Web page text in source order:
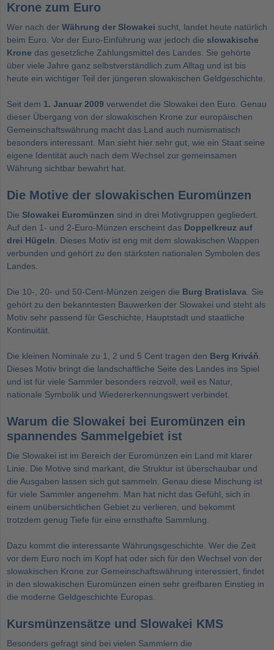
Krone zum Euro
Wer nach der Währung der Slowakei sucht, landet heute natürlich
beim Euro. Vor der Euro-Einführung war jedoch die slowakische
Krone das gesetzliche Zahlungsmittel des Landes. Sie gehörte
über viele Jahre ganz selbstverständlich zum Alltag und ist bis
heute ein wichtiger Teil der jüngeren slowakischen Geldgeschichte.
Seit dem 1. Januar 2009 verwendet die Slowakei den Euro. Genau
dieser Übergang von der slowakischen Krone zur europäischen
Gemeinschaftswährung macht das Land auch numismatisch
besonders interessant. Man sieht hier sehr gut, wie ein Staat seine
eigene Identität auch nach dem Wechsel zur gemeinsamen
Währung sichtbar bewahrt hat.
Die Motive der slowakischen Euromünzen
Die Slowakei Euromünzen sind in drei Motivgruppen gegliedert.
Auf den 1- und 2-Euro-Münzen erscheint das Doppelkreuz auf
drei Hügeln . Dieses Motiv ist eng mit dem slowakischen Wappen
verbunden und gehört zu den stärksten nationalen Symbolen des
Landes.
Die 10-, 20- und 50-Cent-Münzen zeigen die Burg Bratislava . Sie
gehört zu den bekanntesten Bauwerken der Slowakei und steht als
Motiv sehr passend für Geschichte, Hauptstadt und staatliche
Kontinuität.
Die kleinen Nominale zu 1, 2 und 5 Cent tragen den Berg Kriváň
Dieses Motiv bringt die landschaftliche Seite des Landes ins Spiel
und ist für viele Sammler besonders reizvoll, weil es Natur,
nationale Symbolik und Wiedererkennungswert verbindet.
Warum die Slowakei bei Euromünzen ein
spannendes Sammelgebiet ist
Die Slowakei ist im Bereich der Euromünzen ein Land mit klarer
Linie. Die Motive sind markant, die Struktur ist überschaubar und
die Ausgaben lassen sich gut sammeln. Genau diese Mischung ist
für viele Sammler angenehm. Man hat nicht das Gefühl, sich in
einem unübersichtlichen Gebiet zu verlieren, und bekommt
trotzdem genug Tiefe für eine ernsthafte Sammlung.
Dazu kommt die interessante Währungsgeschichte. Wer die Zeit
vor dem Euro noch im Kopf hat oder sich für den Wechsel von der
slowakischen Krone zur Gemeinschaftswährung interessiert, findet
in den slowakischen Euromünzen einen sehr greifbaren Einstieg in
die moderne Geldgeschichte Europas.
Kursmünzensätze und Slowakei KMS
Besonders gefragt sind bei vielen Sammlern die